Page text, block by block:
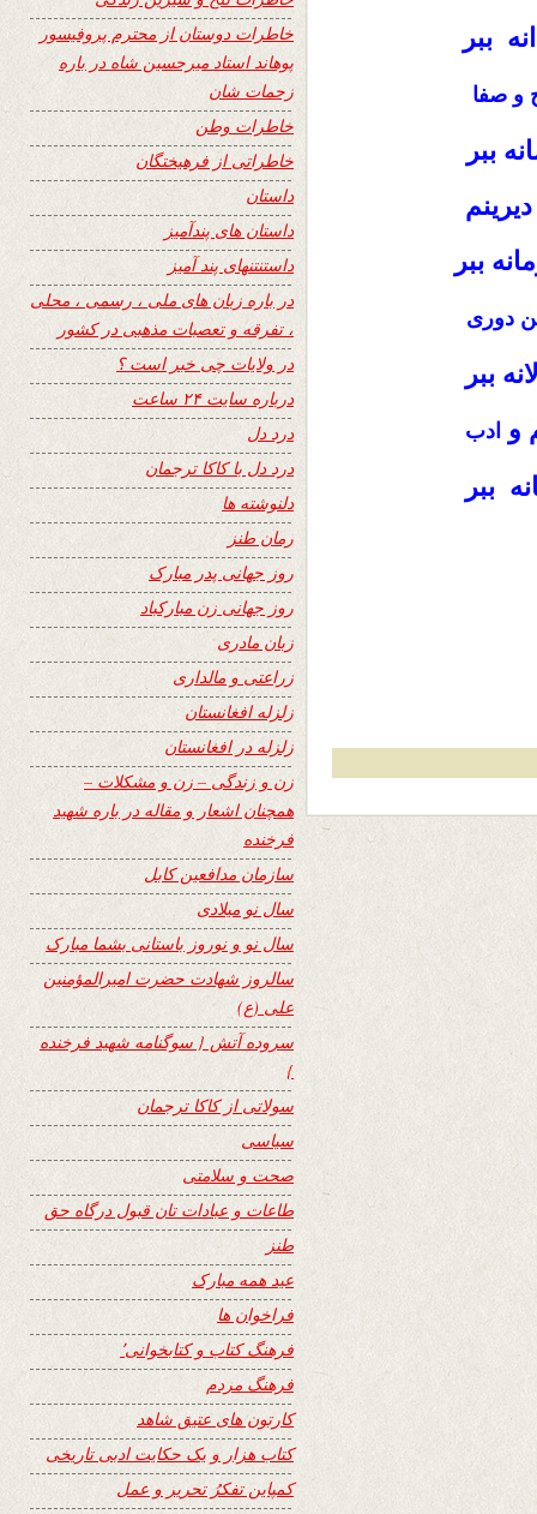
ببر
و صفا
ببر
ببر
دوری
ببر
و ادب
ببر
خاطرات دوستان از محترم پروفیسور
پوهاند استاد میرحسین شاه در باره
زحمات شان
خاطرات وطن
خاطراتی از فرهیختگان
داستان
داستان های پندآمیز
داستنتنهای پند آمیز
در باره زبان های ملی ، رسمی ، محلی
، تفرقه و تعصبات مذهبی در کشور
در ولایات چی خبر است ؟
درباره سایت ۲۴ ساعت
درد دل
درد دل با کاکا ترجمان
دلنوشته ها
رمان طنز
روز جهانی پدر مبارک
روز جهانی زن مبارکباد
زبان مادری
زراعتی و مالداری
زلزله افغانستان
زلزله در افغانستان
زن و زندگی – زن و مشکلات –
همچنان اشعار و مقاله در باره شهید
فرخنده
سازمان مدافعین کابل
سال نو میلادی
سال نو و نوروز باستانی بشما مبارک
سالروز شهادت حضرت امیرالمؤمنین
علی (ع)
سروده آتش { سوگنامه شهید فرخنده
}
سولاتی از کاکا ترجمان
سیاسی
صحت و سلامتی
طاعات و عبادات تان قبول درگاه حق
طنز
عید همه مبارک
فراخوان ها
فرهنگ کتاب و کتابخوانی٬
فرهنگ مردم
کارتون های عتیق شاهد
کتاب هزار و یک حکایت ادبی تاریخی
کمپاین تفکرُ تحریر و عمل